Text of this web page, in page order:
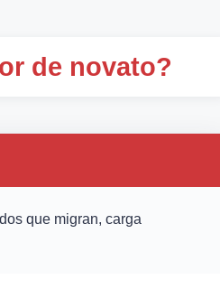
de novato?
que migran, carga